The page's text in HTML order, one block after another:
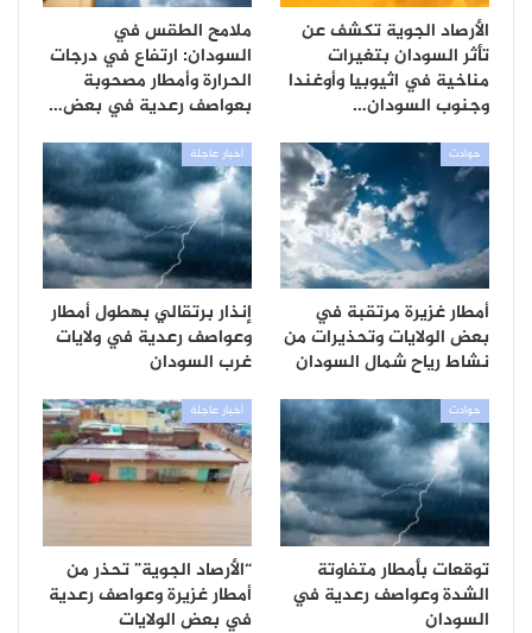
الأرصاد الجوية تكشف عن
تأثر السودان بتغيرات
مناخية في اثيوبيا وأوغندا
وجنوب السودان…
ملامح الطقس في
السودان: ارتفاع في درجات
الحرارة وأمطار مصحوبة
بعواصف رعدية في بعض…
حوادث
أمطار غزيرة مرتقبة في
بعض الولايات وتحذيرات من
نشاط رياح شمال السودان
أخبار عاجلة
إنذار برتقالي بهطول أمطار
وعواصف رعدية في ولايات
غرب السودان
حوادث
توقعات بأمطار متفاوتة
الشدة وعواصف رعدية في
السودان
أخبار عاجلة
“الأرصاد الجوية” تحذر من
أمطار غزيرة وعواصف رعدية
في بعض الولايات